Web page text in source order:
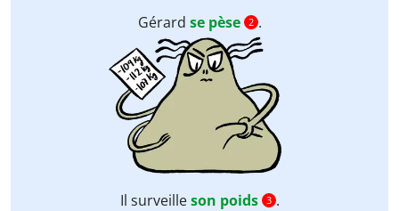
Gérard se pèse 2 .
Il surveilleson poids 3 .